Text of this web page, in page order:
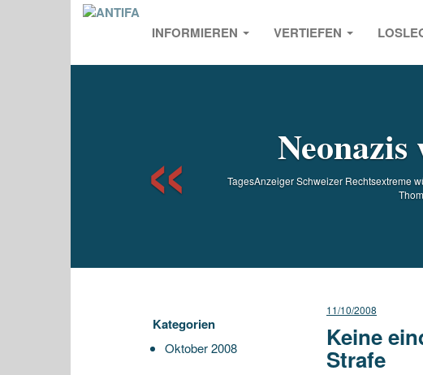
INFORMIEREN VERTIEFEN
TagesAnzeiger Schweizer Rechtsextreme
Kategorien
Oktober 2008
11/10/2008
Keine
Strafe